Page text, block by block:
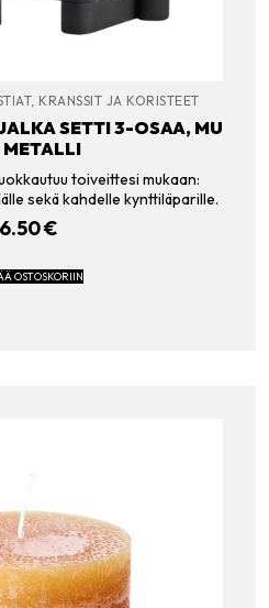
KRANSSIT JA KORISTEET
SETTI 3-OSAA, MU
METALLI
toiveittesi mukaan:
sekä kahdelle kynttiläparille.
€
OSTOSKORIIN